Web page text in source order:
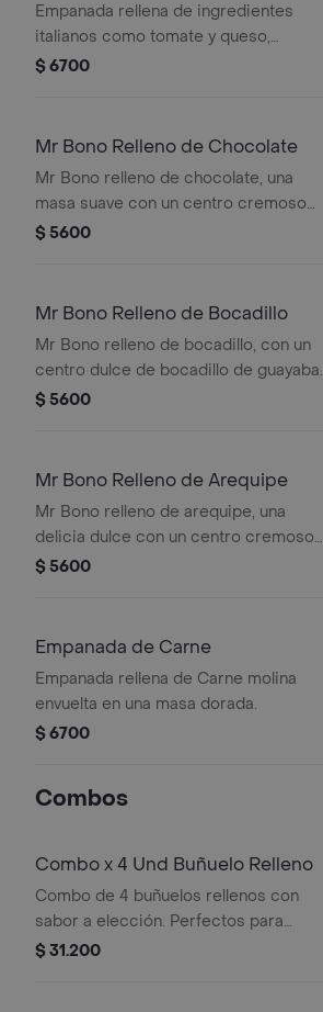
Empanada rellena de ingredientes
italianos como tomate y queso,
envuelta en una masa dorada.
$ 6700
Mr Bono Relleno de Chocolate
Mr Bono relleno de chocolate, una
masa suave con un centro cremoso
de chocolate.
$ 5600
Mr Bono Relleno de Bocadillo
Mr Bono relleno de bocadillo, con un
centro dulce de bocadillo de guayaba.
$ 5600
Mr Bono Relleno de Arequipe
Mr Bono relleno de arequipe, una
delicia dulce con un centro cremoso
de arequipe.
$ 5600
Empanada de Carne
Empanada rellena de Carne molina
envuelta en una masa dorada.
$ 6700
Combos
Combo x 4 Und Buñuelo Relleno
Combo de 4 buñuelos rellenos con
sabor a elección. Perfectos para
compartir.
$ 31.200